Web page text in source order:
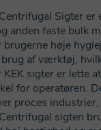
Sigter
anden faste bulk
høje
af værktøj,
sigter er lette
for operatøren.
proces
sigten